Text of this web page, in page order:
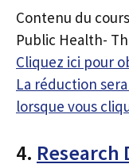
Contenu du cours
Public Health-
Cliquez ici pour
La réduction
lorsque vous
4. Research